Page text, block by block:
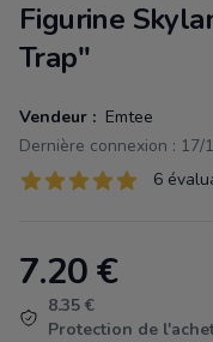
Figurine
Trap"
Vendeur : Emtee
Dernière connexion : 17/
Évaluations
6 sur 5 étoiles 6
Product information
7.20€
8.35 €
Protection de